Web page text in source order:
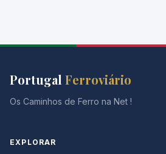
Portugal Ferroviário
Os Caminhos de Ferro na Net !
EXPLORAR